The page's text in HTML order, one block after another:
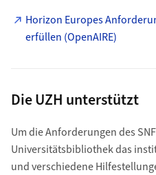
Horizon Europes
erfüllen (OpenAIRE)
Die UZH unterstützt
Um die Anforderungen des
Universitätsbibliothek das
und verschiedene